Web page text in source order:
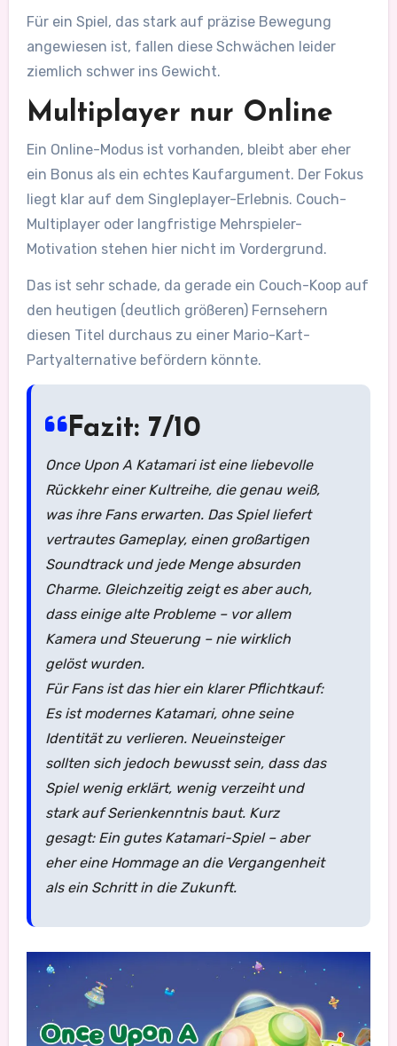
Für ein Spiel, das stark auf präzise Bewegung
angewiesen ist, fallen diese Schwächen leider
ziemlich schwer ins Gewicht.
Multiplayer nur Online
Ein Online-Modus ist vorhanden, bleibt aber eher
ein Bonus als ein echtes Kaufargument. Der Fokus
liegt klar auf dem Singleplayer-Erlebnis. Couch-
Multiplayer oder langfristige Mehrspieler-
Motivation stehen hier nicht im Vordergrund.
Das ist sehr schade, da gerade ein Couch-Koop auf
den heutigen (deutlich größeren) Fernsehern
diesen Titel durchaus zu einer Mario-Kart-
Partyalternative befördern könnte.
Fazit: 7/10
Once Upon A Katamariist eine liebevolle
Rückkehr einer Kultreihe, die genau weiß,
was ihre Fans erwarten. Das Spiel liefert
vertrautes Gameplay, einen großartigen
Soundtrack und jede Menge absurden
Charme. Gleichzeitig zeigt es aber auch,
dass einige alte Probleme – vor allem
Kamera und Steuerung – nie wirklich
gelöst wurden.
Für Fans ist das hier ein klarer Pflichtkauf:
Es ist modernes Katamari, ohne seine
Identität zu verlieren. Neueinsteiger
sollten sich jedoch bewusst sein, dass das
Spiel wenig erklärt, wenig verzeiht und
stark auf Serienkenntnis baut. Kurz
gesagt: Ein gutes Katamari-Spiel – aber
eher eine Hommage an die Vergangenheit
als ein Schritt in die Zukunft.